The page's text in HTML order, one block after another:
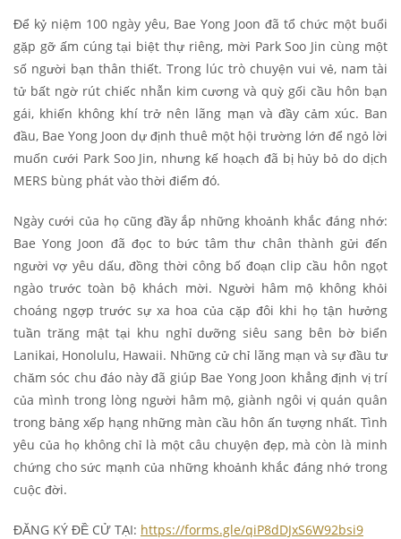
Để kỷ niệm 100 ngày yêu, Bae Yong Joon đã tổ chức một buổi
gặp gỡ ấm cúng tại biệt thự riêng, mời Park Soo Jin cùng một
số người bạn thân thiết. Trong lúc trò chuyện vui vẻ, nam tài
tử bất ngờ rút chiếc nhẫn kim cương và quỳ gối cầu hôn bạn
gái, khiến không khí trở nên lãng mạn và đầy cảm xúc. Ban
đầu, Bae Yong Joon dự định thuê một hội trường lớn để ngỏ lời
muốn cưới Park Soo Jin, nhưng kế hoạch đã bị hủy bỏ do dịch
MERS bùng phát vào thời điểm đó.
Ngày cưới của họ cũng đầy ắp những khoảnh khắc đáng nhớ:
Bae Yong Joon đã đọc to bức tâm thư chân thành gửi đến
người vợ yêu dấu, đồng thời công bố đoạn clip cầu hôn ngọt
ngào trước toàn bộ khách mời. Người hâm mộ không khỏi
choáng ngợp trước sự xa hoa của cặp đôi khi họ tận hưởng
tuần trăng mật tại khu nghỉ dưỡng siêu sang bên bờ biển
Lanikai, Honolulu, Hawaii. Những cử chỉ lãng mạn và sự đầu tư
chăm sóc chu đáo này đã giúp Bae Yong Joon khẳng định vị trí
của mình trong lòng người hâm mộ, giành ngôi vị quán quân
trong bảng xếp hạng những màn cầu hôn ấn tượng nhất. Tình
yêu của họ không chỉ là một câu chuyện đẹp, mà còn là minh
chứng cho sức mạnh của những khoảnh khắc đáng nhớ trong
cuộc đời.
ĐĂNG KÝ ĐỀ CỬ TẠI: https://forms.gle/qiP8dDJxS6W92bsi9